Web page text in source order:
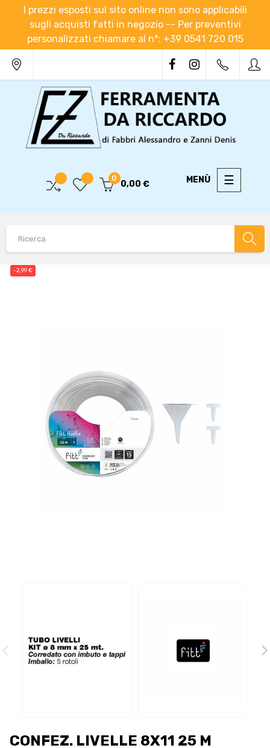
I prezzi esposti sul sito online non sono applicabili
sugli acquisti fatti in negozio -- Per preventivi
personalizzati chiamare al n°: +39 0541 720 015
Toggle
☰
0
0,00 €
-2,99 €
CONFEZ. LIVELLE 8X11 25 M